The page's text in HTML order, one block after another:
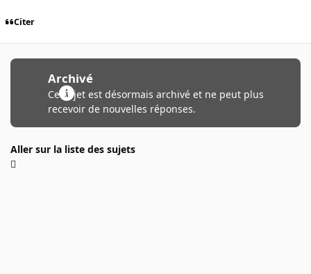
Citer
Archivé
Ce sujet est désormais archivé et ne peut plus
recevoir de nouvelles réponses.
Aller sur la liste des sujets